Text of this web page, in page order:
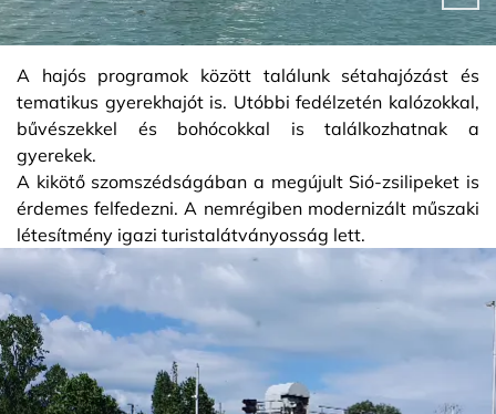
A hajós programok között találunk sétahajózást és
tematikus gyerekhajót is. Utóbbi fedélzetén kalózokkal,
bűvészekkel és bohócokkal is találkozhatnak a
gyerekek.
A kikötő szomszédságában a megújult Sió-zsilipeket is
érdemes felfedezni. A nemrégiben modernizált műszaki
létesítmény igazi turistalátványosság lett.